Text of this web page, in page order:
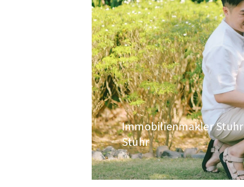
Immobilienmakler Stuhr
Stuhr